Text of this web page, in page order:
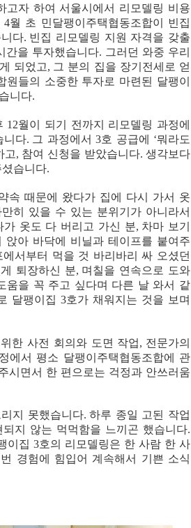
고자 하여 서울시에서 리모델링 비용
4월 초 민달팽이주택협동조합이 빈집
다. 빈집 리모델링 지원 자격을 갖출
간을 투자했습니다. 그러던 와중 우리
되었고, 그 분의 집을 장기전세로 얻
원들의 소중한 투자로 마련된 달팽이
니다.
12월이 되기 전까지 리모델링 과정에
니다. 그 과정에서3호 공급에 ‘뭐라도
고, 참여 신청을 받았습니다.생각보다
습니다.
속 때문에 왔다가 집에 다시 가서 옷
히 있을 수 있는 분위기가 아니라서
옷도 다 버리고 가신 분, 차마 보기
앉아 바닥에 비닐과 테이프를 붙여주
에서부터 먹을 것 바리바리 싸 오셨던
퇴장하신 분, 며칠을 연속으로 도와
움을 꼭 주고 싶다며 다른 날 와서 같
달팽이집3호가 채워지는 것을 보며
한 사전 회의와 도면 작업, 전문가의
에서 평소 달팽이주택협동조합에 관
시면서 한 편으로는 걱정과 안쓰러움
지 못했습니다.하루 종일 고된 작업
지 않는 먹먹함을 느끼곤 했습니다.
이집 3호의 리모델링은 한 사람 한 사
경험에 힘입어 계속해서 기쁜 소식